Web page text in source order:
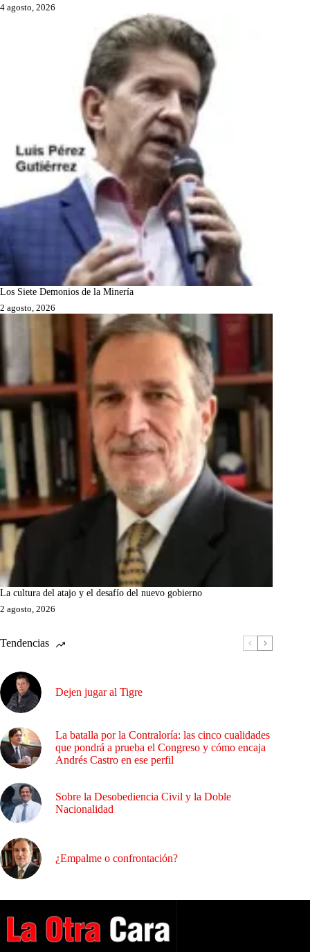
4 agosto, 2026
Los Siete Demonios de la Minería
2 agosto, 2026
La cultura del atajo y el desafío del nuevo gobierno
2 agosto, 2026
Tendencias
Dejen jugar al Tigre
La batalla por la Contraloría: las cinco cualidades
que pondrá a prueba el Congreso y cómo encaja
Andrés Castro en ese perfil
Sobre la Desobediencia Civil y la Doble
Nacionalidad
¿Empalme o confrontación?